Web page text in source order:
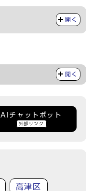
開く
開く
AIチャットボット
外部リンク
高津区